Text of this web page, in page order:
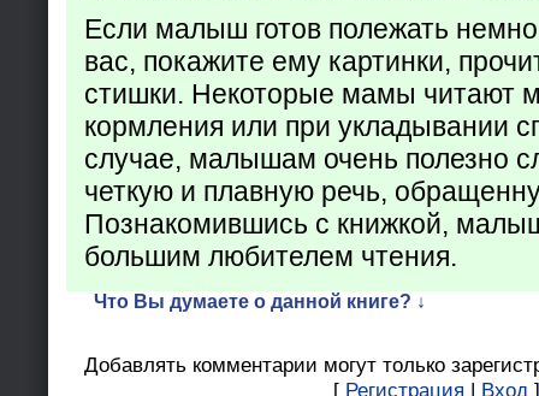
Если малыш готов полежать
вас, покажите ему картинки,
стишки. Некоторые мамы читают
кормления или при укладывании
случае, малышам очень полезно
четкую и плавную речь,
Познакомившись с книжкой,
большим любителем чтения.
Что Вы думаете о данной книге? ↓
Добавлять комментарии могут только
[ Регистрация | Вход ]